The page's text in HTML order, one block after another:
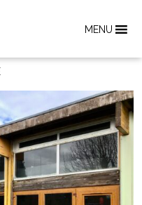
MENU